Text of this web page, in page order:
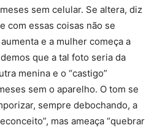
sem celular. Se altera, diz
com essas coisas não se
e a mulher começa a
que a tal foto seria da
menina e o “castigo”
sem o aparelho. O tom se
sempre debochando, a
mas ameaça “quebrar